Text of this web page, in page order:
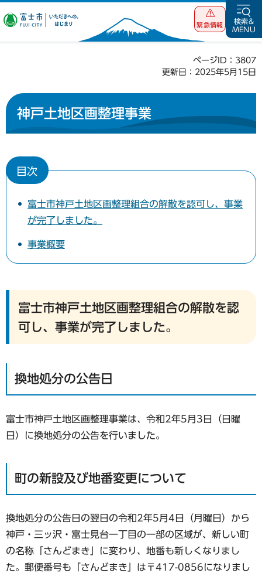
富士市 いただ
緊急情報
検索&
MENU
ページID：3807
更新日：2025年5月15日
神戸土地区画整理事業
目次
富士市神戸土地区画整理組合の解散を認可し、事業
が完了しました。
事業概要
富士市神戸土地区画整理組合の解散を認
可し、事業が完了しました。
換地処分の公告日
富士市神戸土地区画整理事業は、令和2年5月3日（日曜
日）に換地処分の公告を行いました。
町の新設及び地番変更について
換地処分の公告日の翌日の令和2年5月4日（月曜日）から
神戸・三ッ沢・富士見台一丁目の一部の区域が、新しい町
の名称「さんどまき」に変わり、地番も新しくなりまし
た。郵便番号も「さんどまき」は〒417-0856になりまし